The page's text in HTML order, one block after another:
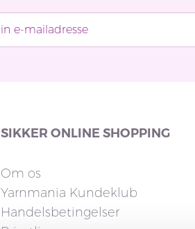
SIKKER ONLINE SHOPPING
Om os
Yarnmania Kundeklub
Handelsbetingelser